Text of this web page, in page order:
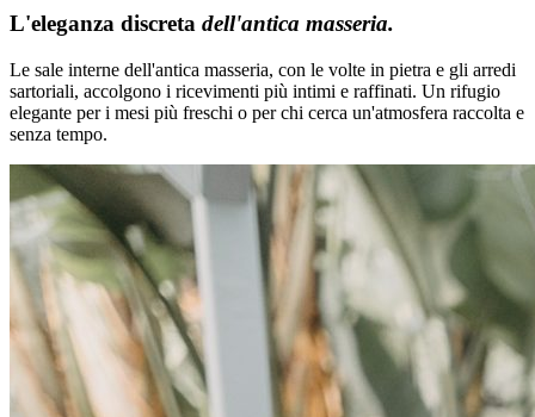
L'eleganza discreta dell'antica masseria.
Le sale interne dell'antica masseria, con le volte in pietra e gli arredi
sartoriali, accolgono i ricevimenti più intimi e raffinati. Un rifugio
elegante per i mesi più freschi o per chi cerca un'atmosfera raccolta e
senza tempo.